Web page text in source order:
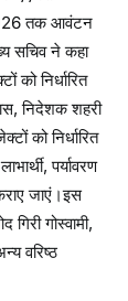
तक आवंटन
सचिव ने कहा
निर्धारित
निदेशक शहरी
को निर्धारित
पर्यावरण
जाएं।इस
गोस्वामी,
वरिष्ठ